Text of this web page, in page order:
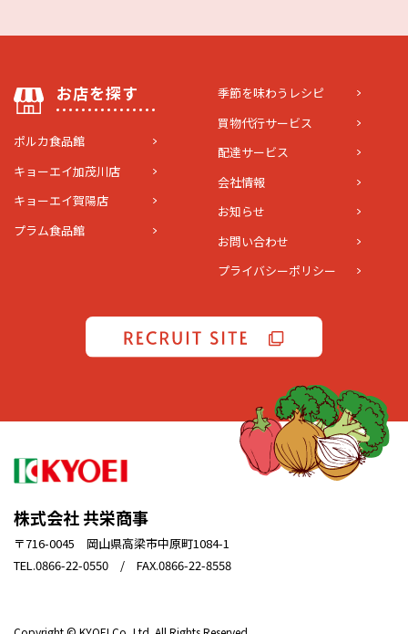
お店を探す
ポルカ食品館
キョーエイ加茂川店
キョーエイ賀陽店
プラム食品館
季節を味わうレシピ
買物代行サービス
配達サービス
会社情報
お知らせ
お問い合わせ
プライバシーポリシー
株式会社 共栄商事
〒716-0045 岡山県高梁市中原町1084-1
TEL.0866-22-0550 / FAX.0866-22-8558